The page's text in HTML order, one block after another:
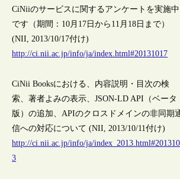
CiNiiのサービスに関するアンケートを実施中
です（期間：10月17日から11月18日まで）
(NII, 2013/10/17付け)
http://ci.nii.ac.jp/info/ja/index.html#20131017
CiNii Booksにおける、内容説明・目次の検
索、著者よみの表示、JSON-LD API（ベータ
版）の追加、APIのクロスドメインの非同期
信への対応について (NII, 2013/10/11付け)
http://ci.nii.ac.jp/info/ja/
3